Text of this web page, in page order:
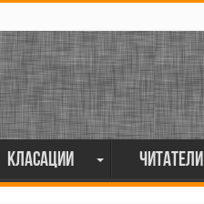
Класации Читатели